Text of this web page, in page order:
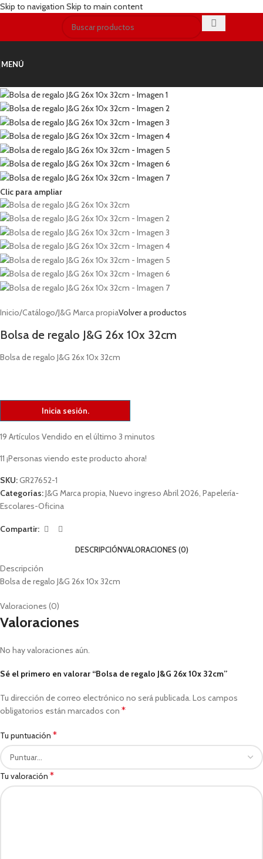
Skip to navigation Skip to main content
MENÚ
Clic para ampliar
Inicio/Catálogo/J&G Marca propiaVolver a productos
Bolsa de regalo J&G 26x 10x 32cm
Bolsa de regalo J&G 26x 10x 32cm
Inicia sesión.
19 Artículos Vendido en el último 3 minutos
11 ¡Personas viendo este producto ahora!
SKU:GR27652-1
Categorías:J&G Marca propia, Nuevo ingreso Abril 2026, Papelería-
Escolares-Oficina
Compartir:
DESCRIPCIÓNVALORACIONES (0)
Descripción
Bolsa de regalo J&G 26x 10x 32cm
Valoraciones (0)
Valoraciones
No hay valoraciones aún.
Sé el primero en valorar “Bolsa de regalo J&G 26x 10x 32cm”
Tu dirección de correo electrónico no será publicada. Los campos
obligatorios están marcados con *
Tu puntuación *
Tu valoración *